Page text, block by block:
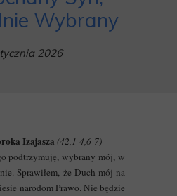
Wybrany
2026
Izajasza (42,1-4,6-7)
podtrzymuję, wybrany mój, w
Sprawiłem, że Duch mój na
narodom Prawo. Nie będzie